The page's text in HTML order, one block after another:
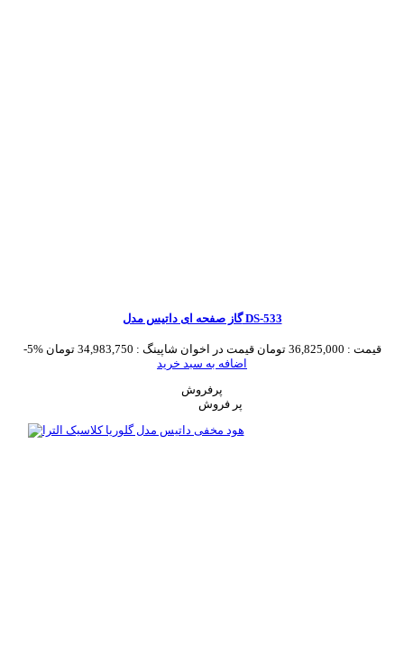
گاز صفحه ای داتیس مدل DS-533
-5% قیمت : 36,825,000 تومان قیمت در اخوان شاپینگ : 34,983,750 تومان
اضافه به سبد خرید
پرفروش